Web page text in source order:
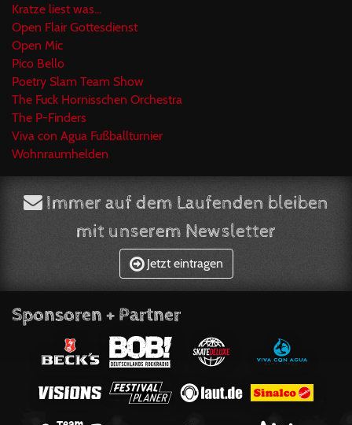
Kratze liest was...
Open Flair Gottesdienst
Open Mic
Pico Bello
Poetry Slam Team Show
The Fuck Hornisschen Orchestra
The P-Finders
Viva con Agua Fußballturnier
Wohnraumhelden
Immer auf dem Laufenden bleiben
mit unserem Newsletter
Jetzt eintragen
Sponsoren + Partner